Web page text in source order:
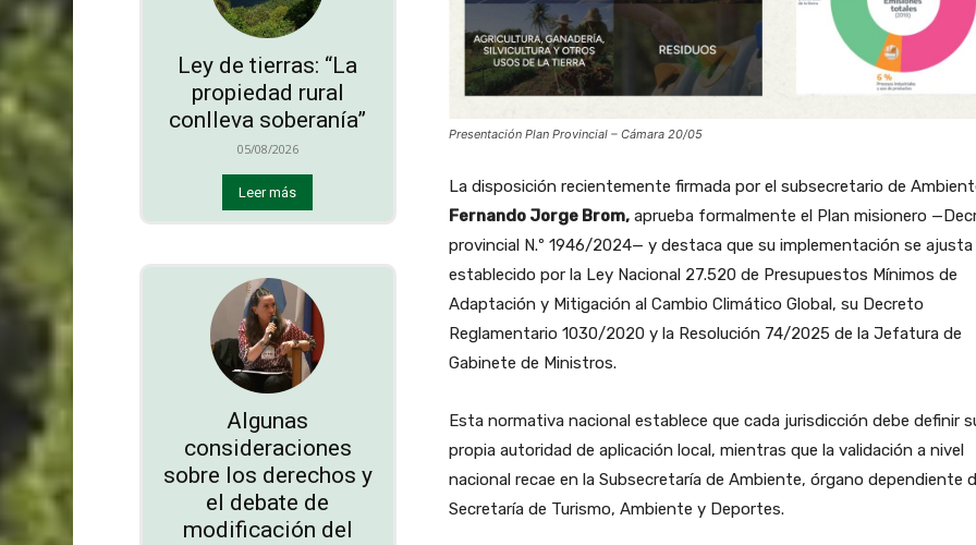
Ley de tierras: “La
propiedad rural
conlleva soberanía”
05/08/2026
Leer más
Algunas
consideraciones
sobre los derechos y
el debate de
modificación del
Presentación Plan Provincial – Cámara 20/05
La disposición recientemente firmada por el subsecretario de
Fernando Jorge Brom,aprueba formalmente el Plan misionero
provincial N.º 1946/2024— y destaca que su implementación se ajusta
establecido por la Ley Nacional 27.520 de Presupuestos Mínimos de
Adaptación y Mitigación al Cambio Climático Global, su Decreto
Reglamentario 1030/2020 y la Resolución 74/2025 de la Jefatura de
Gabinete de Ministros.
Esta normativa nacional establece que cada jurisdicción debe definir
propia autoridad de aplicación local, mientras que la validación a nivel
nacional recae en la Subsecretaría de Ambiente, órgano dependiente
Secretaría de Turismo, Ambiente y Deportes.